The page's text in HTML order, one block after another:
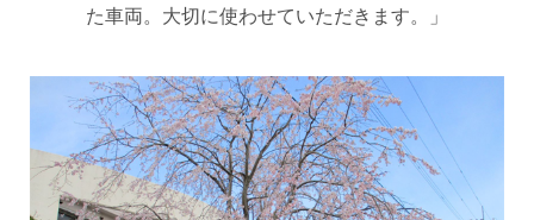
た車両。大切に使わせていただきます。」